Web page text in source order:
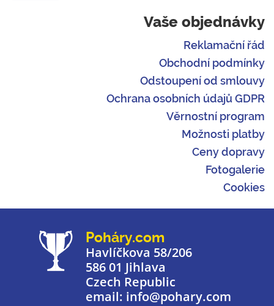
Vaše objednávky
Reklamační řád
Obchodní podmínky
Odstoupení od smlouvy
Ochrana osobních údajů GDPR
Věrnostní program
Možnosti platby
Ceny dopravy
Fotogalerie
Cookies
Poháry.com
Havlíčkova 58/206
586 01 Jihlava
Czech Republic
email: info@pohary.com